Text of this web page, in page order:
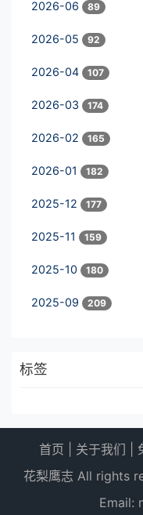
2026-06 89
2026-05 92
2026-04 107
2026-03 174
2026-02 165
2026-01 182
2025-12 177
2025-11 159
2025-10 180
2025-09 209
标签
首页 关于我们
花梨鹰志 All rights
Email: